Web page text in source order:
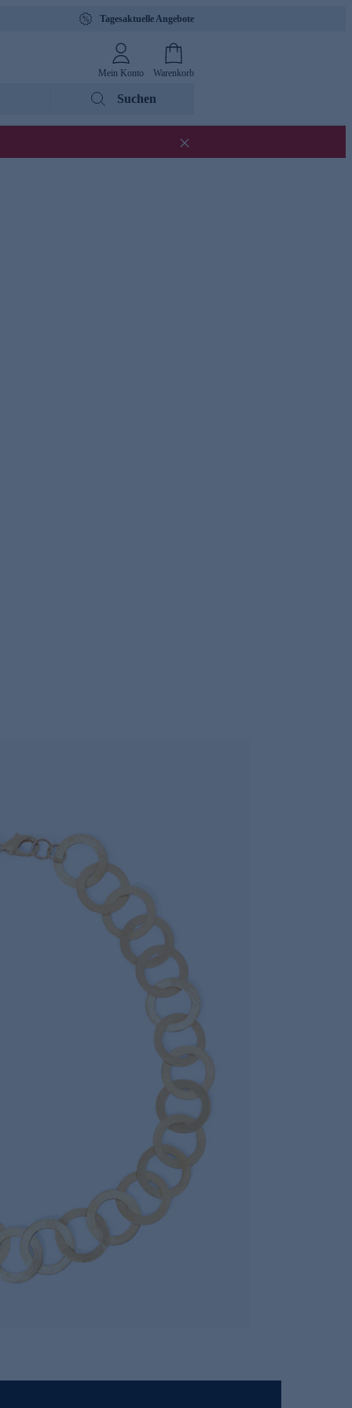
Tagesaktuelle Angebote
Mein Konto Warenkorb
Suchen